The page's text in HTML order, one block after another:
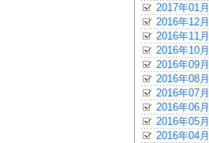
2017年01月
2016年12月
2016年11月
2016年10月
2016年09月
2016年08月
2016年07月
2016年06月
2016年05月
2016年04月